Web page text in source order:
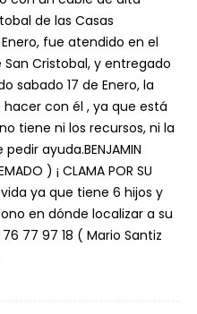
de las Casas
fue atendido en el
San Cristobal, y entregado
sabado 17 de Enero, la
con él , ya que está
tiene ni los recursos, ni la
ayuda.BENJAMIN
) ¡ CLAMA POR SU
ya que tiene 6 hijos y
en dónde localizar a su
77 97 18 ( Mario Santiz